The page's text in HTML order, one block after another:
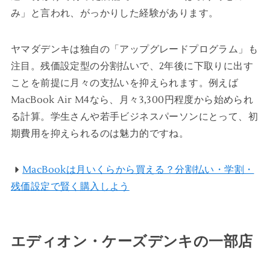
み」と言われ、がっかりした経験があります。
ヤマダデンキは独自の「アップグレードプログラム」も
注目。残価設定型の分割払いで、2年後に下取りに出す
ことを前提に月々の支払いを抑えられます。例えば
MacBook Air M4なら、月々3,300円程度から始められ
る計算。学生さんや若手ビジネスパーソンにとって、初
期費用を抑えられるのは魅力的ですね。
MacBookは月いくらから買える？分割払い・学割・
残価設定で賢く購入しよう
エディオン・ケーズデンキの一部店